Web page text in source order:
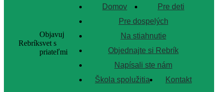
Rebrík
Objavuj
svet s
priateľmi
Domov
Pre deti
Pre dospelých
Na stiahnutie
Objednajte si Rebrík
Napísali ste nám
Škola spolužitia
Kontakt